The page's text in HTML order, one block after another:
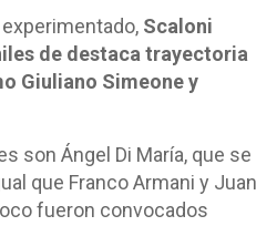
Scaloni
de destaca trayectoria
Giuliano Simeone y
son Ángel Di María, que se
que Franco Armani y Juan
fueron convocados